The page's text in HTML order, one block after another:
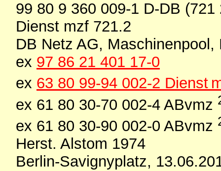
99 80 9 360 009-1 D-DB (721
Dienst mzf 721.2
DB Netz AG, Maschinenpool,
ex 97 86 21 401 17-0
ex 63 80 99-94 002-2 Dienst
ex 61 80 30-70 002-4 ABvmz
ex 61 80 30-90 002-0 ABvmz
Herst. Alstom 1974
Berlin-Savignyplatz,